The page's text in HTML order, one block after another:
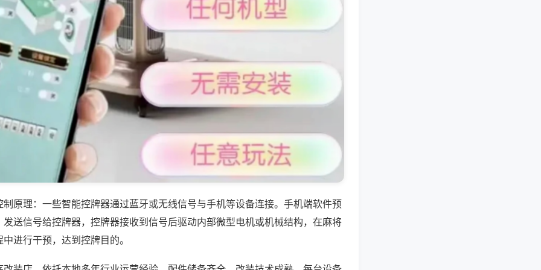
原理：一些智能控牌器通过蓝牙或无线信号与手机等设备连接。手机端软件预
送信号给控牌器，控牌器接收到信号后驱动内部微型电机或机械结构，在麻将
进行干预，达到控牌目的。